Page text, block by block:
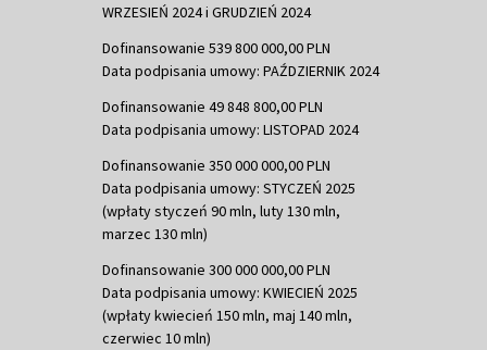
WRZESIEŃ 2024 i GRUDZIEŃ 2024
Dofinansowanie 539 800 000,00 PLN
Data podpisania umowy: PAŹDZIERNIK 2024
Dofinansowanie 49 848 800,00 PLN
Data podpisania umowy: LISTOPAD 2024
Dofinansowanie 350 000 000,00 PLN
Data podpisania umowy: STYCZEŃ 2025
(wpłaty styczeń 90 mln, luty 130 mln,
marzec 130 mln)
Dofinansowanie 300 000 000,00 PLN
Data podpisania umowy: KWIECIEŃ 2025
(wpłaty kwiecień 150 mln, maj 140 mln,
czerwiec 10 mln)